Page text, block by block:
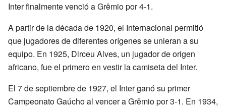
Inter finalmente venció a Grêmio por 4-1.
A partir de la década de 1920, el Internacional permitió
que jugadores de diferentes orígenes se unieran a su
equipo. En 1925, Dirceu Alves, un jugador de origen
africano, fue el primero en vestir la camiseta del Inter.
El 7 de septiembre de 1927, el Inter ganó su primer
Campeonato Gaúcho al vencer a Grêmio por 3-1. En 1934,